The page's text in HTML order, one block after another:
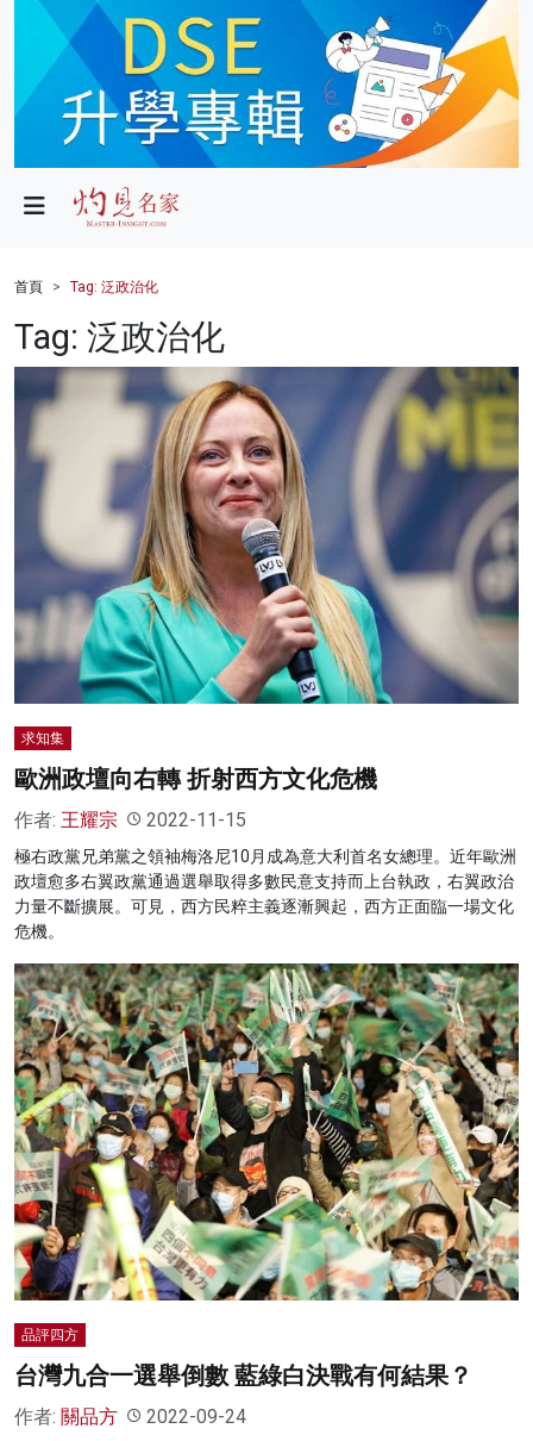
政局
財經
健康
商業
科技
名家榜
灼見活動
關於我們
首頁 Tag: 泛政治化
Tag: 泛政治化
求知集
歐洲政壇向右轉 折射西方文化危機
作者: 王耀宗 2022-11-15
極右政黨兄弟黨之領袖梅洛尼10月成為意大利首名女總理。近年歐洲
政壇愈多右翼政黨通過選舉取得多數民意支持而上台執政，右翼政治
力量不斷擴展。可見，西方民粹主義逐漸興起，西方正面臨一場文化
危機。
品評四方
台灣九合一選舉倒數 藍綠白決戰有何結果？
作者: 關品方 2022-09-24